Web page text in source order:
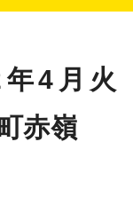
年4月火
赤嶺